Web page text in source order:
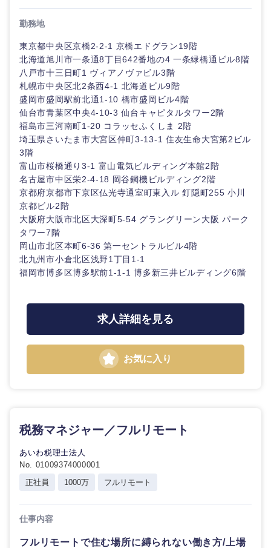
門
職
技術職
（IT）、
Webサー
ビス・制
作、ゲー
ム
技術職
（モノづ
くり）
金融専門
職
メディカ
ル
その他
技術職（モノづくり）
金融専門職
メディカル
不動産専門職
建設・施工管理
事務職
その他
IT・通信
WEBサービス
コンサル・シンクタンク
広告・宣伝・印刷
マスメディア
エンターテイメント
法律・特許事務所・監査法人
人材・アウトソーシング
甲信越・北陸
石川県 福井県
山梨県 長野県
近畿地方
滋賀県
完全週休2日制 社宅・家賃補助有
勤務地
東京都中央区京橋2-2-1 京橋エドグラン19階
北海道旭川市一条通8丁目642番地の4 一条緑橋通ビル8階
八戸市十三日町1 ヴィアノヴァビル3階
札幌市中央区北2条西4-1 北海道ビル9階
盛岡市盛岡駅前北通1-10 橋市盛岡ビル4階
仙台市青葉区中央4-10-3 仙台キャピタルタワー2階
福島市三河南町1-20 コラッセふくしま 2階
埼玉県さいたま市大宮区仲町3-13-1 住友生命大宮第2ビル
3階
富山市桜橋通り3-1 富山電気ビルディング本館2階
名古屋市中区栄2-4-18 岡谷鋼機ビルディング2階
京都府京都市下京区仏光寺通室町東入ル 釘隠町255 小川
京都ビル2階
大阪府大阪市北区大深町5-54 グラングリーン大阪 パーク
タワー7階
岡山市北区本町6-36 第一セントラルビル4階
北九州市小倉北区浅野1丁目1-1
福岡市博多区博多駅前1-1-1 博多新三井ビルディング6階
求人詳細を見る
お気に入り
税務マネジャー／フルリモート
あいわ税理士法人
No. 01009374000001
正社員
1000万 フルリモート
仕事内容
フルリモートで住む場所に縛られない働き方/上場